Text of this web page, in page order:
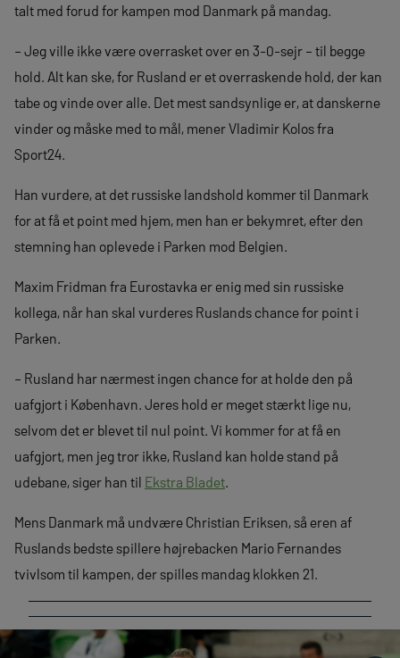
talt med forud for kampen mod Danmark på mandag.
– Jeg ville ikke være overrasket over en 3-0-sejr – til begge
hold. Alt kan ske, for Rusland er et overraskende hold, der kan
tabe og vinde over alle. Det mest sandsynlige er, at danskerne
vinder og måske med to mål, mener Vladimir Kolos fra
Sport24.
Han vurdere, at det russiske landshold kommer til Danmark
for at få et point med hjem, men han er bekymret, efter den
stemning han oplevede i Parken mod Belgien.
Maxim Fridman fra Eurostavka er enig med sin russiske
kollega, når han skal vurderes Ruslands chance for point i
Parken.
– Rusland har nærmest ingen chance for at holde den på
uafgjort i København. Jeres hold er meget stærkt lige nu,
selvom det er blevet til nul point. Vi kommer for at få en
uafgjort, men jeg tror ikke, Rusland kan holde stand på
udebane, siger han til Ekstra Bladet.
Mens Danmark må undvære Christian Eriksen, så eren af
Ruslands bedste spillere højrebacken Mario Fernandes
tvivlsom til kampen, der spilles mandag klokken 21.